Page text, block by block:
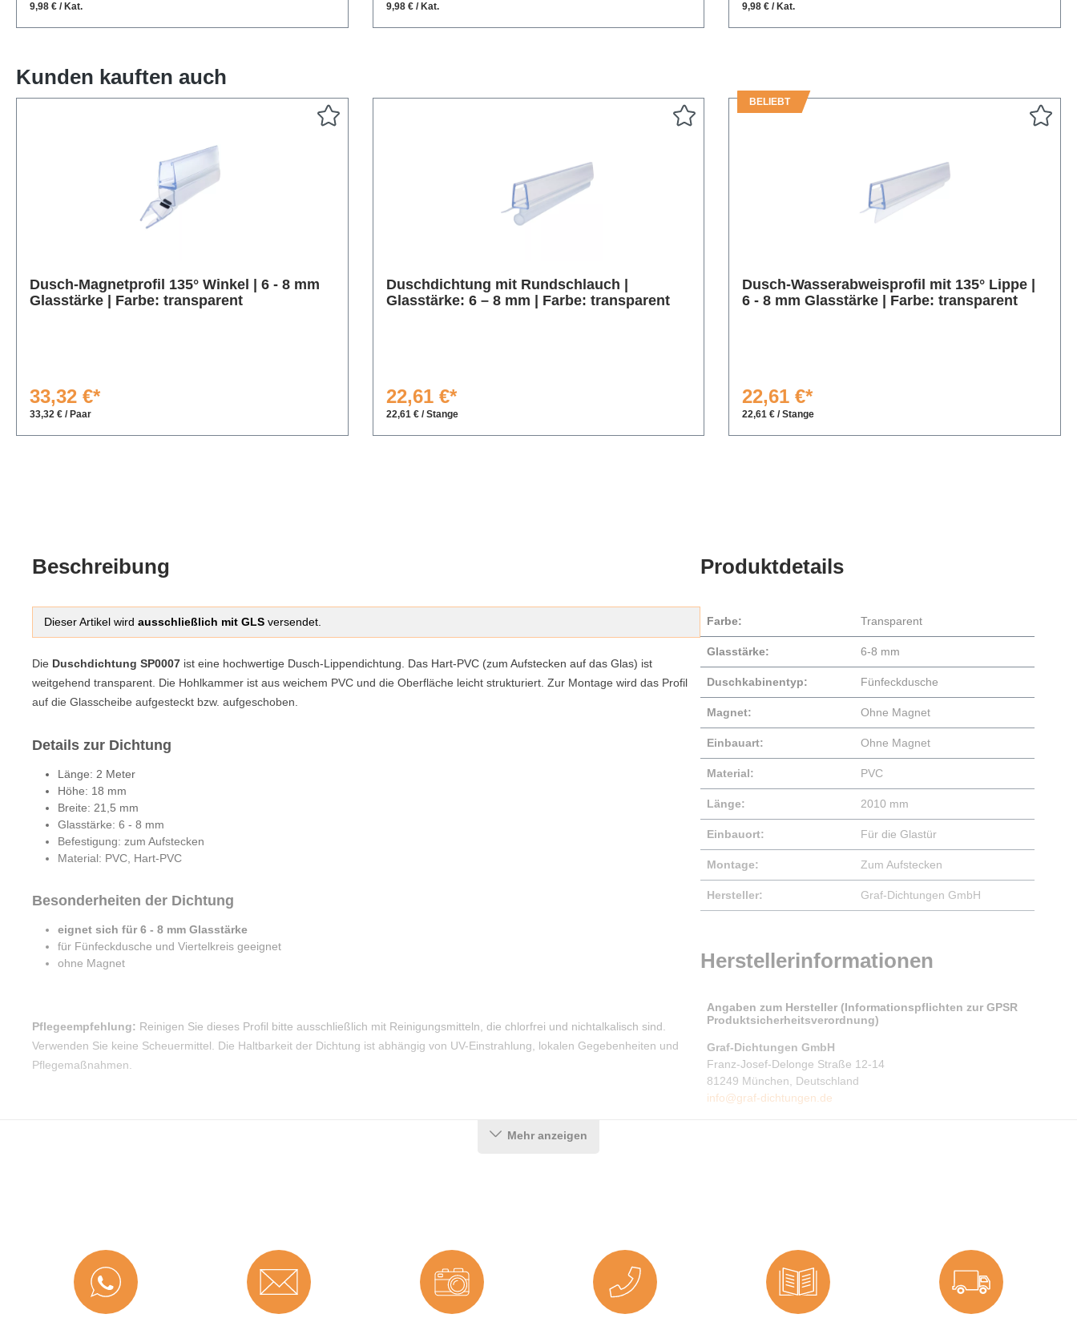
9,98 € / Kat. 9,98 € / Kat. 9,98 € / Kat.
Kunden kauften auch
Dusch-Magnetprofil 135° Winkel | 6 - 8 mm
Glasstärke | Farbe: transparent
33,32 €*
33,32 € / Paar
Duschdichtung mit Rundschlauch |
Glasstärke: 6 – 8 mm | Farbe: transparent
22,61 €*
22,61 € / Stange
BELIEBT
Dusch-Wasserabweisprofil mit 135° Lippe |
6 - 8 mm Glasstärke | Farbe: transparent
22,61 €*
22,61 € / Stange
Beschreibung
Dieser Artikel wird ausschließlich mit GLS versendet.
Die Duschdichtung SP0007 ist eine hochwertige Dusch-Lippendichtung. Das Hart-PVC (zum Aufstecken auf das Glas) ist
weitgehend transparent. Die Hohlkammer ist aus weichem PVC und die Oberfläche leicht strukturiert. Zur Montage wird das Profil
auf die Glasscheibe aufgesteckt bzw. aufgeschoben.
Details zur Dichtung
Länge: 2 Meter
Höhe: 18 mm
Breite: 21,5 mm
Glasstärke: 6 - 8 mm
Befestigung: zum Aufstecken
Material: PVC, Hart-PVC
Besonderheiten der Dichtung
eignet sich für 6 - 8 mm Glasstärke
für Fünfeckdusche und Viertelkreis geeignet
ohne Magnet
Pflegeempfehlung: Reinigen Sie dieses Profil bitte ausschließlich mit Reinigungsmitteln, die chlorfrei und nichtalkalisch sind.
Verwenden Sie keine Scheuermittel. Die Haltbarkeit der Dichtung ist abhängig von UV-Einstrahlung, lokalen Gegebenheiten und
Pflegemaßnahmen.
Produktdetails
Farbe: Transparent
Glasstärke: 6-8 mm
Duschkabinentyp: Fünfeckdusche
Magnet: Ohne Magnet
Einbauart: Ohne Magnet
Material: PVC
Länge: 2010 mm
Einbauort: Für die Glastür
Montage: Zum Aufstecken
Hersteller: Graf-Dichtungen GmbH
Herstellerinformationen
Angaben zum Hersteller (Informationspflichten zur GPSR
Produktsicherheitsverordnung)
Graf-Dichtungen GmbH
Franz-Josef-Delonge Straße 12-14
81249 München, Deutschland
info@graf-dichtungen.de
Mehr anzeigen